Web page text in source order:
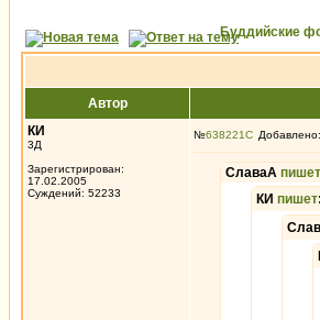
Буддийские
Автор
КИ
3Д
Зарегистрирован:
17.02.2005
Суждений: 52233
№638221
СлаваА пишет
КИ пишет: